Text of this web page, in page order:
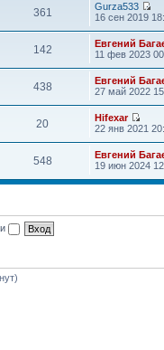
361
Gurza533
16 сен 2019
142
Евгений
11 фев 2023
438
Евгений
27 май 2022
20
Hifexar
22 янв 2021
548
Евгений
19 июн 2024